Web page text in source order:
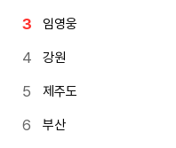
임영웅
강원
제주도
부산